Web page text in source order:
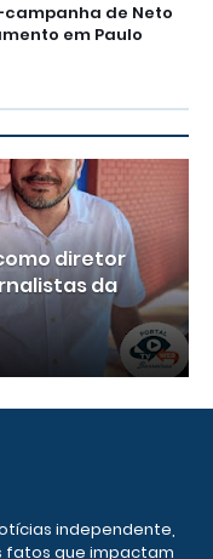
de Neto
em Paulo
diretor
da
independente,
fatos que impactam